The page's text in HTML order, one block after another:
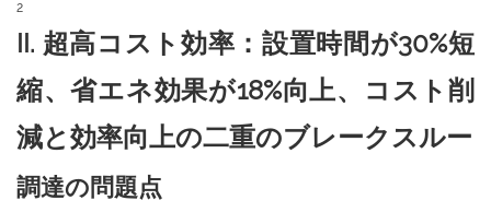
II. 超高コスト効率：設置時間が30%短
縮、省エネ効果が18%向上、コスト削
減と効率向上の二重のブレークスルー
調達の問題点